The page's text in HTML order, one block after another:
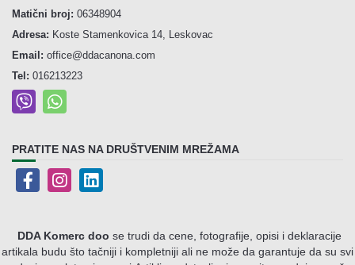
Matični broj: 06348904
Adresa: Koste Stamenkovica 14, Leskovac
Email: office@ddacanona.com
Tel: 016213223
PRATITE NAS NA DRUŠTVENIM MREŽAMA
DDA Komerc doo se trudi da cene, fotografije, opisi i deklaracije
artikala budu što tačniji i kompletniji ali ne može da garantuje da su svi